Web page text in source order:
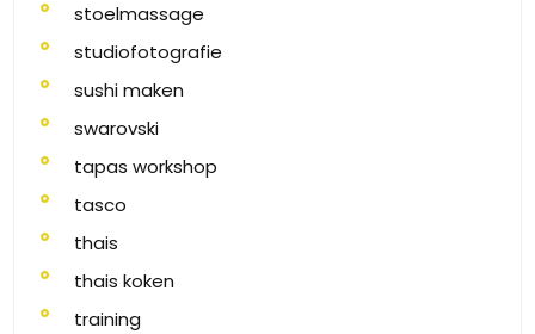
stoelmassage
studiofotografie
sushi maken
swarovski
tapas workshop
tasco
thais
thais koken
training